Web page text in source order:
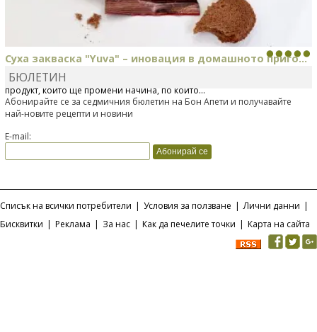
Суха закваска "Yuva" – иновация в домашното приго...
Отскоро Лесафр България стартира предлагането на изцяло нов
продукт, който ще промени начина, по който...
БЮЛЕТИН
Абонирайте се за седмичния бюлетин на Бон Апети и получавайте
най-новите рецепти и новини
E-mail:
Списък на всички потребители | Условия за ползване | Лични данни |
Бисквитки | Реклама | За нас | Как да печелите точки | Карта на сайта